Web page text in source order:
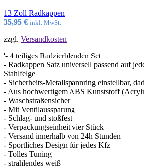
13 Zoll Radkappen
35,95 € inkl. MwSt.
zzgl. Versandkosten
'- 4 teiliges Radzierblenden Set
- Radkappen Satz universell passend auf
Stahlfelge
- Sicherheits-Metallspannring einstellbar,
- Aus hochwertigem ABS Kunststoff
- Waschstraßensicher
- Mit Ventilaussparung
- Schlag- und stoßfest
- Verpackungseinheit vier Stück
- Versand innerhalb von 24h Stunden
- Sportliches Design für jedes Kfz
- Tolles Tuning
- strahlendes weiß